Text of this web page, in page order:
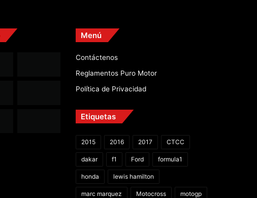
Menú
Contáctenos
Reglamentos Puro Motor
Política de Privacidad
Etiquetas
2015 2016 2017 CTCC
dakar f1 Ford formula1
honda lewis hamilton
marc marquez Motocross motogp